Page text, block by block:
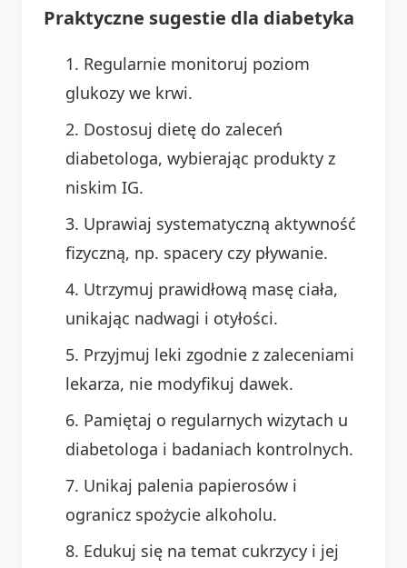
Praktyczne sugestie dla diabetyka
Regularnie monitoruj poziom
glukozy we krwi.
Dostosuj dietę do zaleceń
diabetologa, wybierając produkty z
niskim IG.
Uprawiaj systematyczną aktywność
fizyczną, np. spacery czy pływanie.
Utrzymuj prawidłową masę ciała,
unikając nadwagi i otyłości.
Przyjmuj leki zgodnie z zaleceniami
lekarza, nie modyfikuj dawek.
Pamiętaj o regularnych wizytach u
diabetologa i badaniach kontrolnych.
Unikaj palenia papierosów i
ogranicz spożycie alkoholu.
Edukuj się na temat cukrzycy i jej